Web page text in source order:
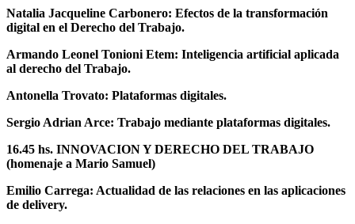
Natalia Jacqueline Carbonero: Efectos de la transformación
digital en el Derecho del Trabajo.
Armando Leonel Tonioni Etem: Inteligencia artificial aplicada
al derecho del Trabajo.
Antonella Trovato: Plataformas digitales.
Sergio Adrian Arce: Trabajo mediante plataformas digitales.
16.45 hs. INNOVACION Y DERECHO DEL TRABAJO
(homenaje a Mario Samuel)
Emilio Carrega: Actualidad de las relaciones en las aplicaciones
de delivery.